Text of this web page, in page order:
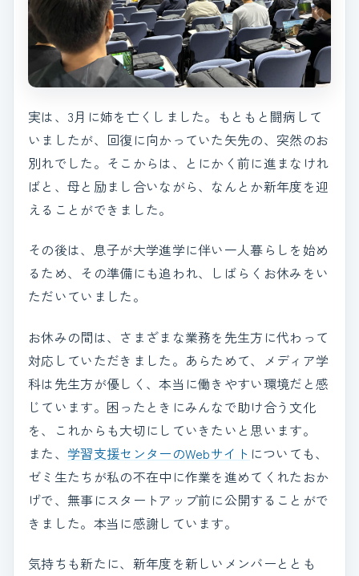
実は、3月に姉を亡くしました。もともと闘病して
いましたが、回復に向かっていた矢先の、突然のお
別れでした。そこからは、とにかく前に進まなけれ
ばと、母と励まし合いながら、なんとか新年度を迎
えることができました。
その後は、息子が大学進学に伴い一人暮らしを始め
るため、その準備にも追われ、しばらくお休みをい
ただいていました。
お休みの間は、さまざまな業務を先生方に代わって
対応していただきました。あらためて、メディア学
科は先生方が優しく、本当に働きやすい環境だと感
じています。困ったときにみんなで助け合う文化
を、これからも大切にしていきたいと思います。
また、 学習支援センターのWebサイト についても、
ゼミ生たちが私の不在中に作業を進めてくれたおか
げで、無事にスタートアップ前に公開することがで
きました。本当に感謝しています。
気持ちも新たに、新年度を新しいメンバーととも